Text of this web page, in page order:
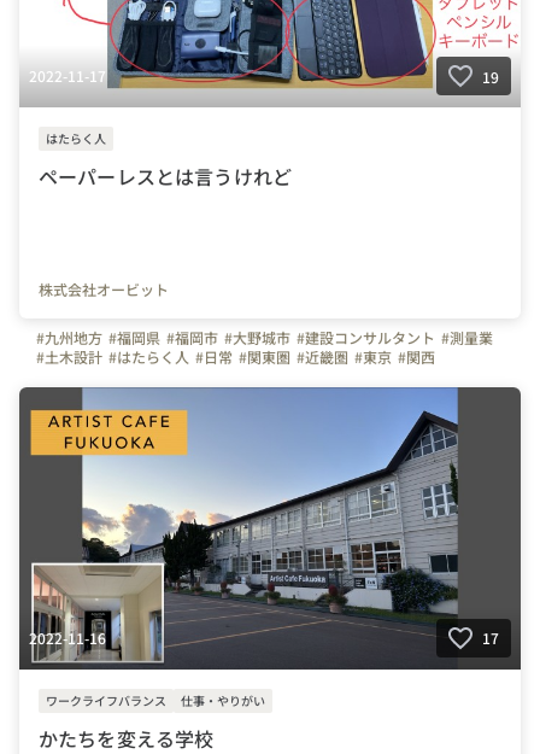
2022-11-17 19
はたらく人
ペーパーレスとは言うけれど
株式会社オービット
#九州地方 #福岡県 #福岡市 #大野城市 #建設コンサルタント #測量業
#土木設計 #はたらく人 #日常 #関東圏 #近畿圏 #東京 #関西
2022-11-16 17
ワークライフバランス 仕事・やりがい
かたちを変える学校